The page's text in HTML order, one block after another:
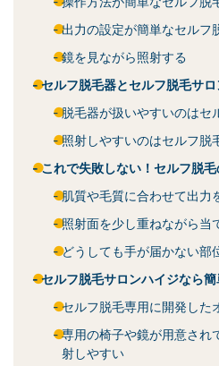
出力の設定が簡単なセルフ
鏡を見ながら照射する
セルフ脱毛器とセルフ脱毛サ
脱毛器が扱いやすいのはセ
照射しやすいのはセルフ脱
これで失敗しない！セルフ脱
肌質や毛質に合わせて出力
照射面を少し重ねながら当
どうしても手が届かない部
セルフ脱毛サロンハイジなら簡
セルフ脱毛専用に開発した
専用の椅子や鏡が用意され
射しやすい